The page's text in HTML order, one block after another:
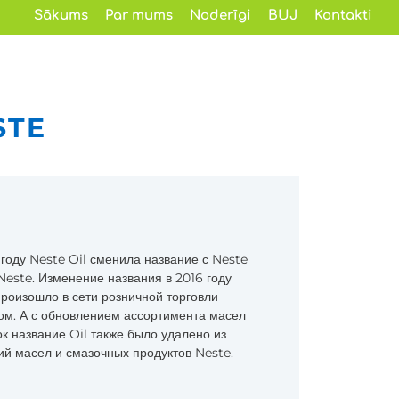
Sākums Par mums Noderīgi BUJ Kontakti
Neste Oil сменила название с Neste
Изменение названия в 2016 году
в сети розничной торговли
А с обновлением ассортимента масел
название Oil также было удалено из
масел и смазочных продуктов Neste.